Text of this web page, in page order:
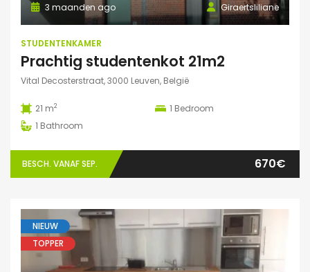
Giraertsliliane
3 maanden ago
STUDENTENKAMER
Prachtig studentenkot 21m2
Vital Decosterstraat, 3000 Leuven, België
21 m2 1 Bedroom
1 Bathroom
BESCH. VANAF SEP. 670€
NIEUW
TOPPER